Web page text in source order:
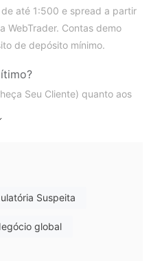
até 1:500 e spread a partir
WebTrader. Contas demo
de depósito mínimo.
Seu Cliente) quanto aos
segregadas de confiança
Comissão Australiana de
650 709 265) foi excedida.
Suspeita
global